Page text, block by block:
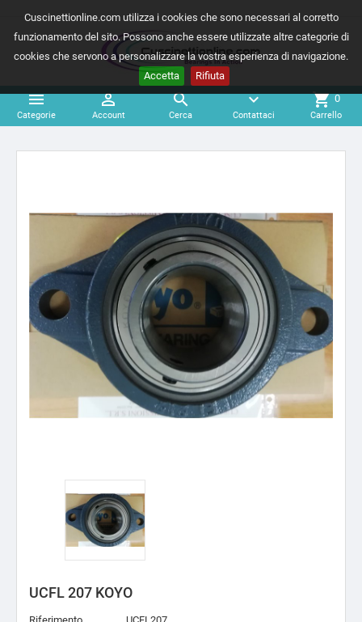
Cuscinettionline.com utilizza i cookies che sono necessari al corretto
funzionamento del sito. Possono anche essere utilizzate altre categorie di
cookies che servono a personalizzare la vostra esperienza di navigazione.
Accetta
Rifiuta

Categorie

Account

Cerca
expand_more
Contattaci
shopping_cart 0
Carrello
UCFL 207 KOYO